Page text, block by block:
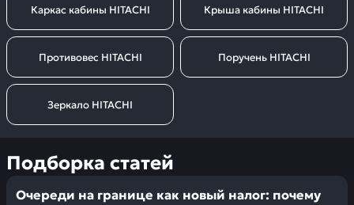
Каркас кабины HITACHI Крыша кабины HITACHI
Противовес HITACHI Поручень HITACHI
Зеркало HITACHI
Подборка статей
Очереди на границе как новый налог: почему